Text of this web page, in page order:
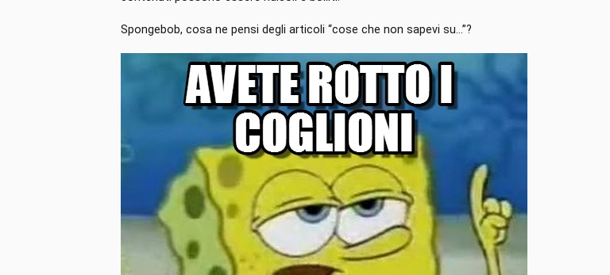
Spongebob, cosa ne pensi degli articoli “cose che non sapevi su…”?